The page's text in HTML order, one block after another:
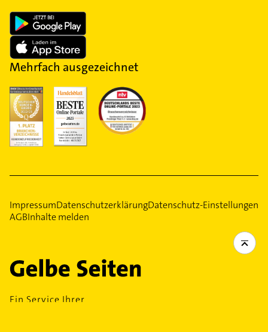
Mehrfach ausgezeichnet
ImpressumDatenschutzerklärungDatenschutz-Einstellungen
AGBInhalte melden
Ein Service Ihrer